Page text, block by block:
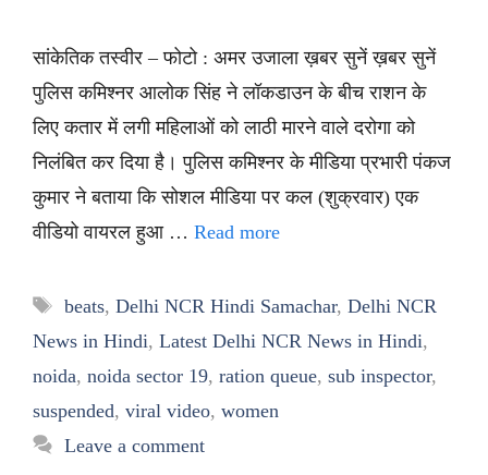
सांकेतिक तस्वीर – फोटो : अमर उजाला ख़बर सुनें ख़बर सुनें
पुलिस कमिश्नर आलोक सिंह ने लॉकडाउन के बीच राशन के
लिए कतार में लगी महिलाओं को लाठी मारने वाले दरोगा को
निलंबित कर दिया है। पुलिस कमिश्नर के मीडिया प्रभारी पंकज
कुमार ने बताया कि सोशल मीडिया पर कल (शुक्रवार) एक
वीडियो वायरल हुआ … Read more
Tags
beats, Delhi NCR Hindi Samachar, Delhi NCR
News in Hindi, Latest Delhi NCR News in Hindi,
noida, noida sector 19, ration queue, sub inspector,
suspended, viral video, women
Leave a comment